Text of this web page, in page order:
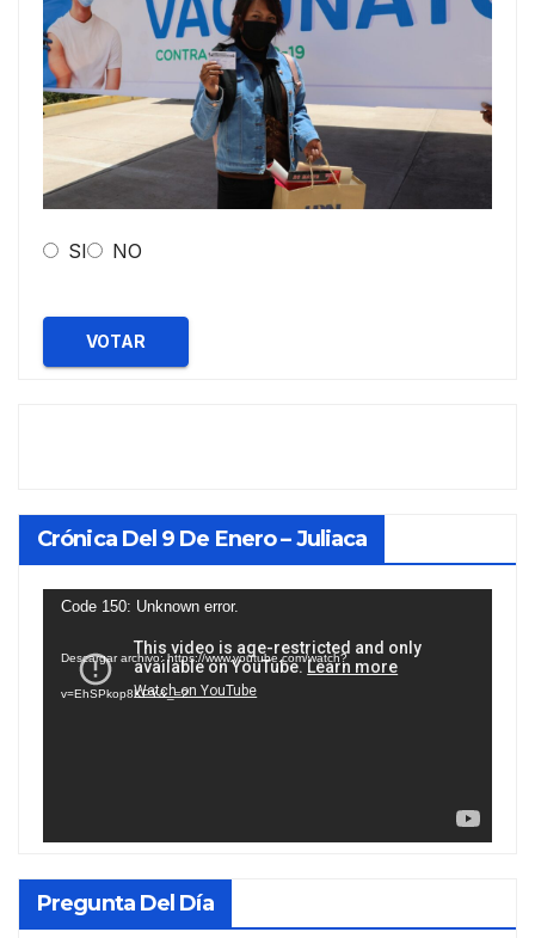
SI NO
VOTAR
Crónica Del 9 De Enero – Juliaca
Reproductor
vídeo
Code 150: Unknown error.
Descargar archivo: https://www.youtube.com/watch?
v=EhSPkop8KPY&_=2
Pregunta Del Día